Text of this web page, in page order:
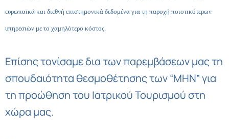
ευρωπαϊκά και διεθνή επιστημονικά δεδομένα για τη παροχή ποιοτικότερων
υπηρεσιών με το χαμηλότερο κόστος.
Επίσης τονίσαμε δια των παρεμβάσεων μας τη
σπουδαιότητα θεσμοθέτησης των “ΜΗΝ” για
τη προώθηση του Ιατρικού Τουρισμού στη
χώρα μας.